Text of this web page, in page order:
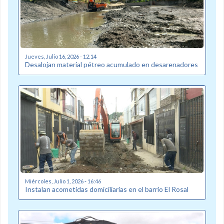
Jueves, Julio 16, 2026 - 12:14
Desalojan material pétreo acumulado en desarenadores
Miércoles, Julio 1, 2026 - 16:46
Instalan acometidas domiciliarias en el barrio El Rosal